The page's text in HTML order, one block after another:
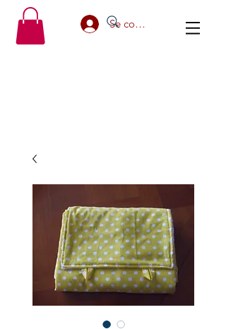
Se connecter